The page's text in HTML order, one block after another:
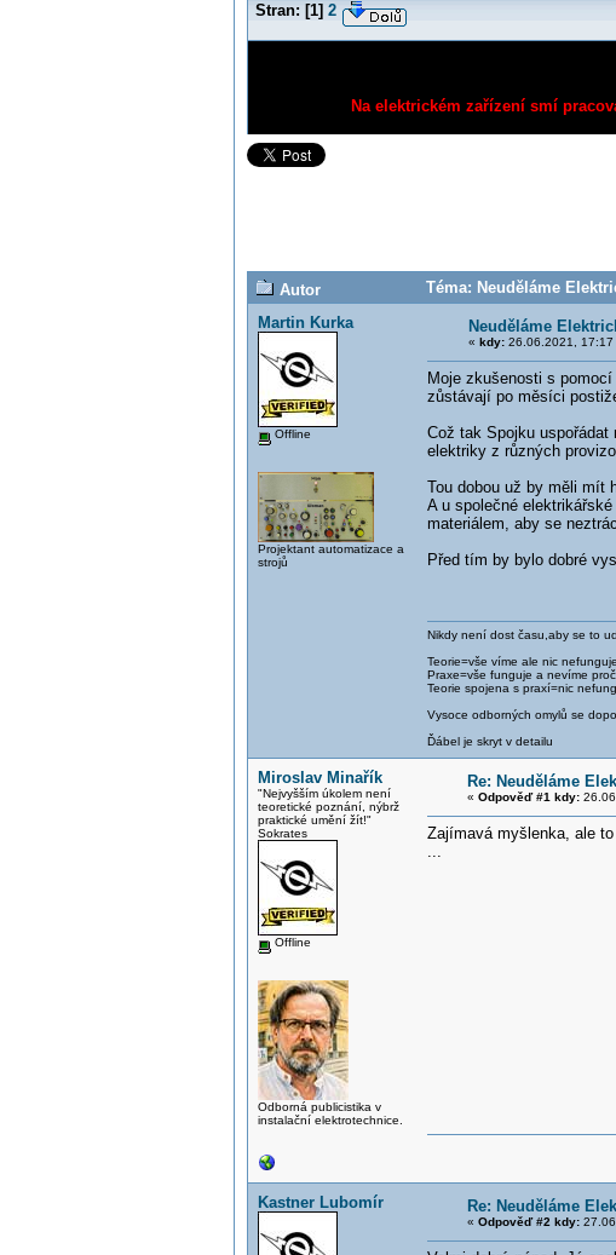
Stran: [1] 2
Na elektrickém zařízení smí
Autor
Téma: Neuděláme
Martin Kurka
Offline
Projektant automatizace a
strojů
Neuděláme
« kdy:26.06.2021, 17:17
Moje zkušenosti s
zůstávají po měsíci
Což tak Spojku
elektriky z různých
Tou dobou už by měli mít
A u společné
materiálem, aby se
Před tím by bylo dobré
Nikdy není dost času,aby se to
Teorie=vše víme ale nic nefunguje
Praxe=vše funguje a nevíme proč
Teorie spojena s praxí=nic
Vysoce odborných omylů se
Ďábel je skryt v detailu
Miroslav Minařík
"Nejvyšším úkolem není
teoretické poznání, nýbrž
praktické umění žít!"
Sokrates
Offline
Odborná publicistika v
instalační elektrotechnice.
Re: Neuděláme
« Odpověď #1 kdy:
Zajímavá myšlenka, ale
...
Kastner Lubomír Re: Neuděláme
« Odpověď #2 kdy: